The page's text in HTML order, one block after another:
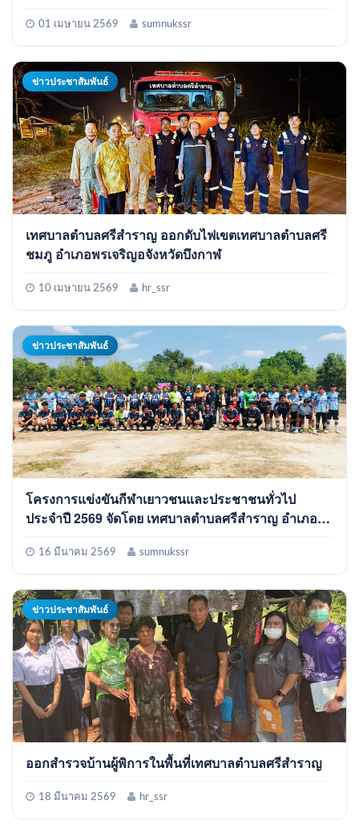
01 เมษายน 2569 sumnukssr
ข่าวประชาสัมพันธ์
เทศบาลตำบลศรีสำราญ ออกดับไฟเขตเทศบาลตำบลศรี
ชมภู อำเภอพรเจริญอจังหวัดบึงกาฬ
10 เมษายน 2569 hr_ssr
ข่าวประชาสัมพันธ์
โครงการแข่งขันกีฬาเยาวชนและประชาชนทั่วไป
ประจำปี 2569 จัดโดย เทศบาลตำบลศรีสำราญ อำเภอ
16 มีนาคม 2569 sumnukssr
ข่าวประชาสัมพันธ์
ออกสำรวจบ้านผู้พิการในพื้นที่เทศบาลตำบลศรีสำราญ
18 มีนาคม 2569 hr_ssr